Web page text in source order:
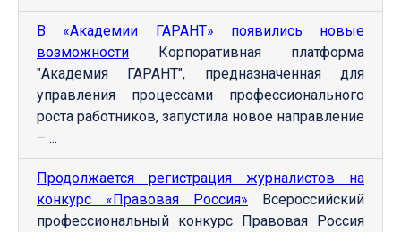
В «Академии ГАРАНТ» появились новые
возможности Корпоративная платформа
"Академия ГАРАНТ", предназначенная для
управления процессами профессионального
роста работников, запустила новое направление
– ...
Продолжается регистрация журналистов на
конкурс «Правовая Россия» Всероссийский
профессиональный конкурс Правовая Россия